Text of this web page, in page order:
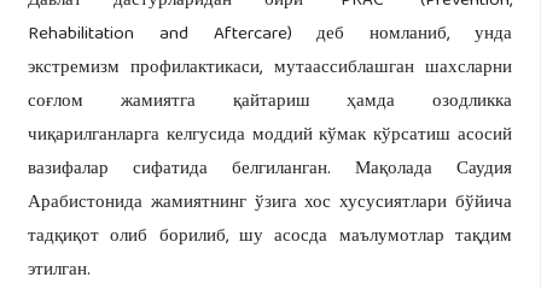
Rehabilitation and Aftercare) деб номланиб, унда
экстремизм профилактикаси, мутаассиблашган шахсларни
соғлом жамиятга қайтариш ҳамда озодликка
чиқарилганларга келгусида моддий кўмак кўрсатиш асосий
вазифалар сифатида белгиланган. Мақолада Саудия
Арабистонида жамиятнинг ўзига хос хусусиятлари бўйича
тадқиқот олиб борилиб, шу асосда маълумотлар тақдим
этилган.